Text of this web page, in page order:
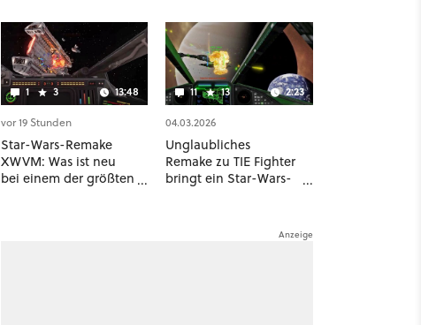
1 3 13:48
vor 19 Stunden
Star-Wars-Remake
XWVM: Was ist neu
bei einem der größten
11 13 2:23
04.03.2026
Unglaubliches
Remake zu TIE Fighter
bringt ein Star-Wars-